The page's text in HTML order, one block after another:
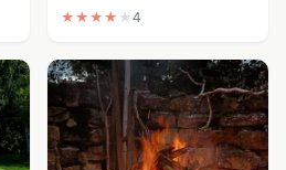
★ ★ ★ ★ ★ 4